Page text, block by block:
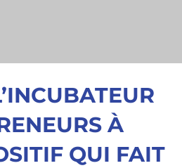
À
QUI FAIT